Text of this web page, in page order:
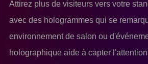
Attirez plus de visiteurs vers votre
avec des hologrammes qui se
environnement de salon ou
holographique aide à capter